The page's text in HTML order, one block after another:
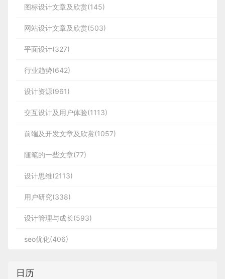
图标设计文章及欣赏(145)
网站设计文章及欣赏(503)
平面设计(327)
行业趋势(642)
设计资源(961)
交互设计及用户体验(1113)
前端及开发文章及欣赏(1057)
随笔的一些文章(77)
设计思维(2113)
用户研究(338)
设计管理与成长(593)
seo优化(406)
日历